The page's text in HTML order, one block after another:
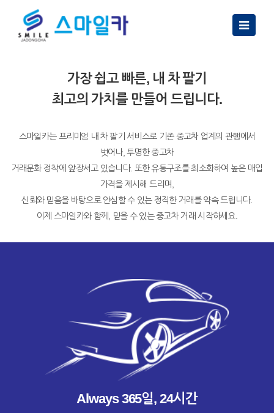
Toggle
navigation
가장 쉽고 빠른, 내 차 팔기
최고의 가치를 만들어 드립니다.
스마일카는 프리미엄 내 차 팔기 서비스로 기존 중고차 업계의 관행에서
벗어나, 투명한 중고차
거래문화 정착에 앞장서고 있습니다. 또한 유통구조를 최소화하여 높은 매입
가격을 제시해 드리며,
신뢰와 믿음을 바탕으로 안심할 수 있는 정직한 거래를 약속 드립니다.
이제 스마일카와 함께, 믿을 수 있는 중고차 거래 시작하세요.
Always 365일, 24시간